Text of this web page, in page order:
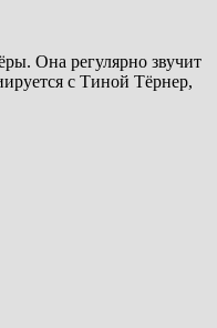
Она регулярно звучит
с Тиной Тёрнер,